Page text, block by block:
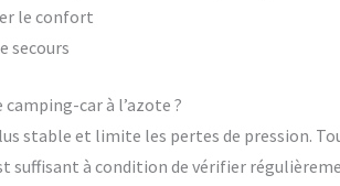
le confort
secours
car à l’azote ?
stable et limite les pertes de pression.
suffisant à condition de vérifier